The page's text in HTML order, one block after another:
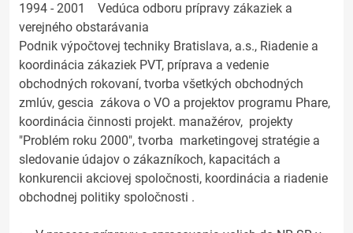
1994 - 2001 Vedúca odboru prípravy zákaziek a
verejného obstarávania
Podnik výpočtovej techniky Bratislava, a.s., Riadenie a
koordinácia zákaziek PVT, príprava a vedenie
obchodných rokovaní, tvorba všetkých obchodných
zmlúv, gescia zákova o VO a projektov programu Phare,
koordinácia činnosti projekt. manažérov, projekty
"Problém roku 2000", tvorba marketingovej stratégie a
sledovanie údajov o zákazníkoch, kapacitách a
konkurencii akciovej spoločnosti, koordinácia a riadenie
obchodnej politiky spoločnosti .